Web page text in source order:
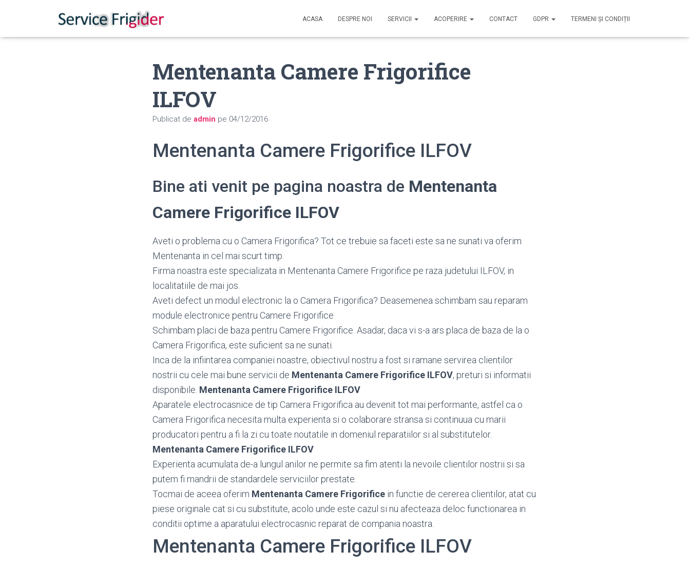
ACASA DESPRE NOI SERVICII ACOPERIRE CONTACT GDPR TERMENI ȘI CONDIȚII
Mentenanta Camere Frigorifice
ILFOV
Publicat de admin pe 04/12/2016
Mentenanta Camere Frigorifice ILFOV
Bine ati venit pe pagina noastra de Mentenanta
Camere Frigorifice ILFOV
Aveti o problema cu o Camera Frigorifica? Tot ce trebuie sa faceti este sa ne sunati va oferim
Mentenanta in cel mai scurt timp.
Firma noastra este specializata in Mentenanta Camere Frigorifice pe raza judetului ILFOV, in
localitatiile de mai jos.
Aveti defect un modul electronic la o Camera Frigorifica? Deasemenea schimbam sau reparam
module electronice pentru Camere Frigorifice
Schimbam placi de baza pentru Camere Frigorifice. Asadar, daca vi s-a ars placa de baza de la o
Camera Frigorifica, este suficient sa ne sunati.
Inca de la infiintarea companiei noastre, obiectivul nostru a fost si ramane servirea clientilor
nostrii cu cele mai bune servicii de Mentenanta Camere Frigorifice ILFOV, preturi si informatii
disponibile. Mentenanta Camere Frigorifice ILFOV
Aparatele electrocasnice de tip Camera Frigorifica au devenit tot mai performante, astfel ca o
Camera Frigorifica necesita multa experienta si o colaborare stransa si continuua cu marii
producatori pentru a fi la zi cu toate noutatile in domeniul reparatiilor si al substitutelor.
Mentenanta Camere Frigorifice ILFOV
Experienta acumulata de-a lungul anilor ne permite sa fim atenti la nevoile clientilor nostrii si sa
putem fi mandrii de standardele serviciilor prestate.
Tocmai de aceea oferim Mentenanta Camere Frigorifice in functie de cererea clientilor, atat cu
piese originale cat si cu substitute, acolo unde este cazul si nu afecteaza deloc functionarea in
conditii optime a aparatului electrocasnic reparat de compania noastra.
Mentenanta Camere Frigorifice ILFOV